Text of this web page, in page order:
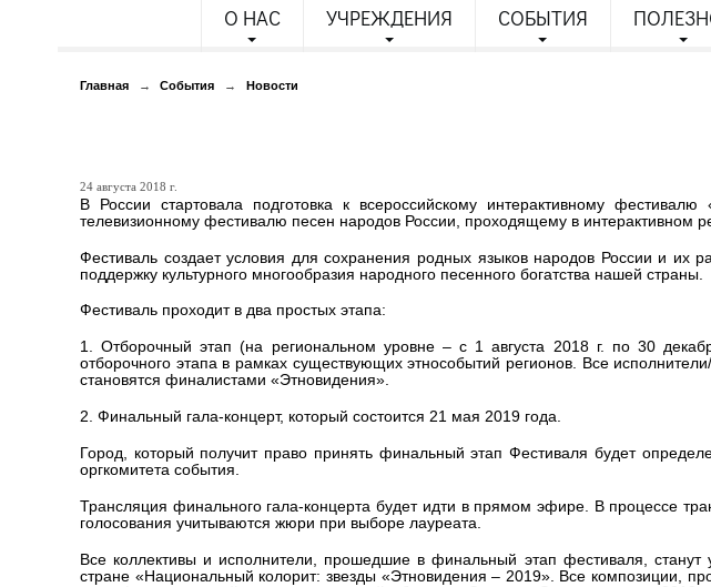
О НАС УЧРЕЖДЕНИЯ СОБЫТИЯ
Главная → События → Новости
24 августа 2018 г.
В России стартовала подготовка к всероссийскому интерактивному
телевизионному фестивалю песен народов России, проходящему в интерактивном
Фестиваль создает условия для сохранения родных языков народов России и их
поддержку культурного многообразия народного песенного богатства нашей страны.
Фестиваль проходит в два простых этапа:
1. Отборочный этап (на региональном уровне – с 1 августа 2018 г. по 30
отборочного этапа в рамках существующих этнособытий регионов. Все
становятся финалистами «Этновидения».
2. Финальный гала-концерт, который состоится 21 мая 2019 года.
Город, который получит право принять финальный этап Фестиваля будет
оргкомитета события.
Трансляция финального гала-концерта будет идти в прямом эфире. В процессе
голосования учитываются жюри при выборе лауреата.
Все коллективы и исполнители, прошедшие в финальный этап фестиваля, станут
стране «Национальный колорит: звезды «Этновидения – 2019». Все композиции,